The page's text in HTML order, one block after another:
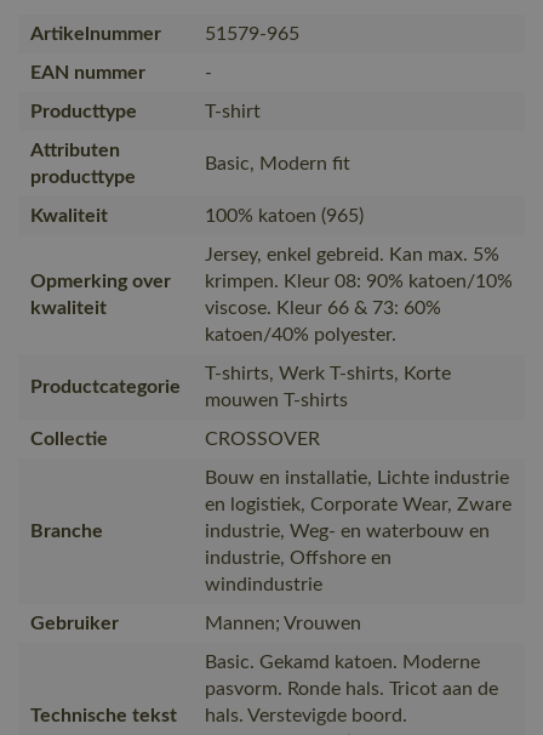
Artikelnummer
51579-965
EAN nummer
-
Producttype
T-shirt
Attributen
producttype
Basic, Modern fit
Kwaliteit 100% katoen (965)
Opmerking over
kwaliteit
Jersey, enkel gebreid. Kan max. 5%
krimpen. Kleur 08: 90% katoen/10%
viscose. Kleur 66 & 73: 60%
katoen/40% polyester.
Productcategorie
T-shirts, Werk T-shirts, Korte
mouwen T-shirts
Collectie
CROSSOVER
Branche
Bouw en installatie, Lichte industrie
en logistiek, Corporate Wear, Zware
industrie, Weg- en waterbouw en
industrie, Offshore en
windindustrie
Gebruiker
Mannen; Vrouwen
Technische tekst
Basic. Gekamd katoen. Moderne
pasvorm. Ronde hals. Tricot aan de
hals. Verstevigde boord.